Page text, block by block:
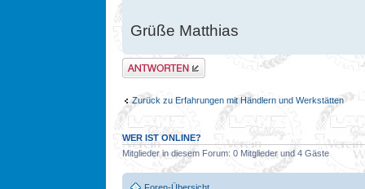
Grüße Matthias
Antwort erstellen
Zurück zu Erfahrungen mit Händlern und Werkstätten
WER IST ONLINE?
Mitglieder in diesem Forum: 0 Mitglieder und 4 Gäste
Foren-Übersicht